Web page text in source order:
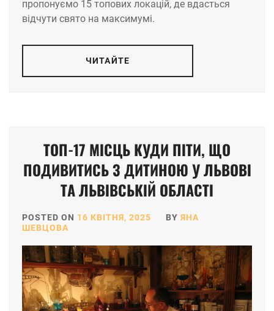
пропонуємо 15 топових локацій, де вдасться
відчути свято на максимумі.
ЧИТАЙТЕ
ТОП-17 МІСЦЬ КУДИ ПІТИ, ЩО
ПОДИВИТИСЬ З ДИТИНОЮ У ЛЬВОВІ
ТА ЛЬВІВСЬКІЙ ОБЛАСТІ
POSTED ON 16 КВІТНЯ, 2025 BY ЯНА
ШЕВЦОВА